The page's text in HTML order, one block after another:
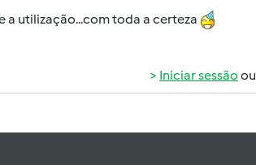
a utilização...com toda a certeza
Iniciar sessão ou